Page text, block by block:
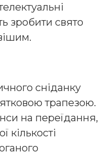
зробити свято
сніданку
трапезою.
на переїдання,
кількості